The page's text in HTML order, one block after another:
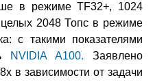
в режиме TF32+, 1024
2048 Топс в режиме
с такими показателями
NVIDIA A100. Заявлено
в зависимости от задачи